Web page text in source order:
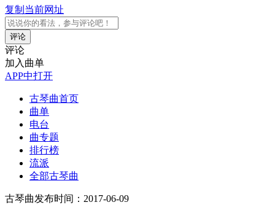
复制当前网址
评论
评论
加入曲单
APP中打开
古琴曲首页
曲单
电台
曲专题
排行榜
流派
全部古琴曲
古琴曲发布时间：2017-06-09